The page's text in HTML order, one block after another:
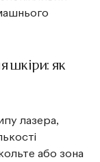
шкіри: як
лазера,
або зона